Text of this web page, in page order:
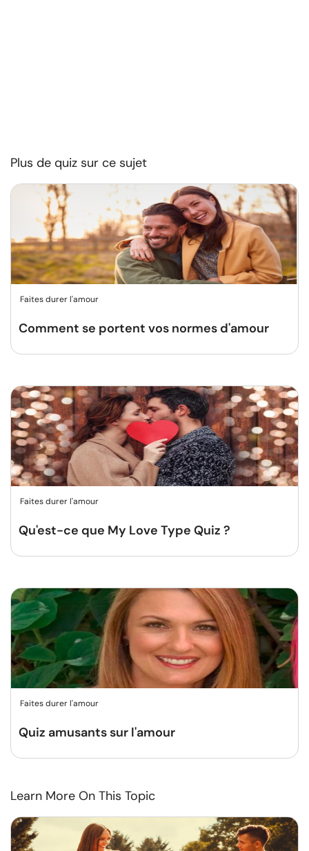
Plus de quiz sur ce sujet
Faites durer l'amour
Comment se portent vos normes d'amour
Faites durer l'amour
Qu'est-ce que My Love Type Quiz ?
Faites durer l'amour
Quiz amusants sur l'amour
Learn More On This Topic